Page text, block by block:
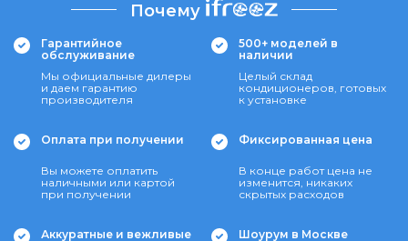
Почему
Гарантийное
обслуживание
Мы официальные дилеры
и даем гарантию
производителя
500+ моделей в
наличии
Целый склад
кондиционеров, готовых
к установке
Оплата при получении
Вы можете оплатить
наличными или картой
при получении
Фиксированная цена
В конце работ цена не
изменится, никаких
скрытых расходов
Аккуратные и вежливые
Шоурум в Москве